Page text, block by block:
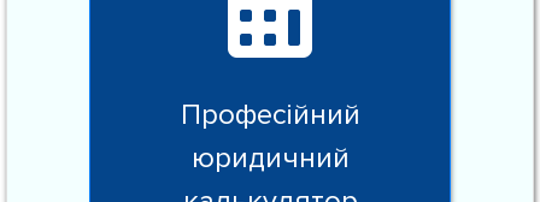
Професійний
юридичний